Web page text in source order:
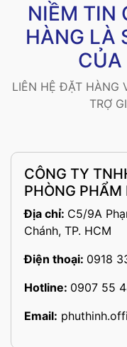
NIỀM TIN
HÀNG LÀ
CỦA
LIÊN HỆ ĐẶT HÀNG
TRỢ
CÔNG TY
PHÒNG PHẨM
Địa chỉ: C5/9A
Chánh, TP. HCM
Điện thoại: 0918
Hotline: 0907 55
Email: